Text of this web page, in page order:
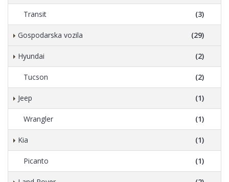
Transit (3)
Gospodarska vozila (29)
Hyundai (2)
Tucson (2)
Jeep (1)
Wrangler (1)
Kia (1)
Picanto (1)